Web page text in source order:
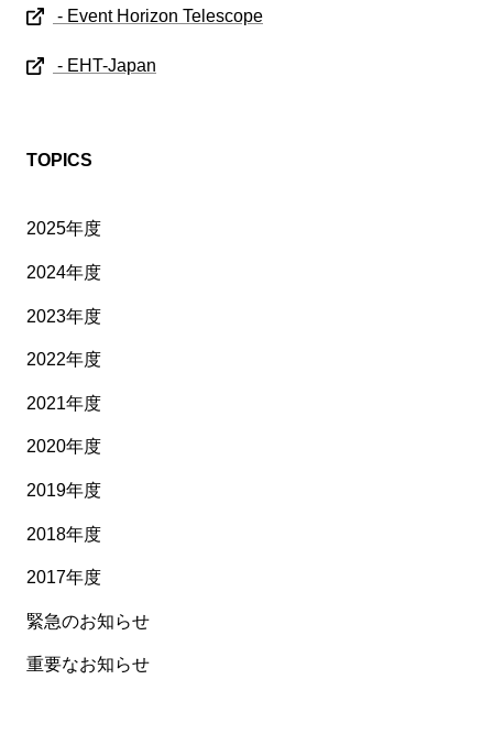
- Event Horizon Telescope
- EHT-Japan
TOPICS
2025年度
2024年度
2023年度
2022年度
2021年度
2020年度
2019年度
2018年度
2017年度
緊急のお知らせ
重要なお知らせ